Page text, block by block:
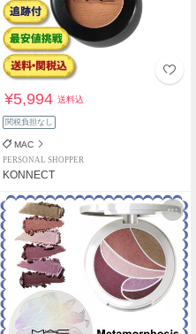
¥5,994送料込
関税負担なし
MAC
PERSONAL SHOPPER
KONNECT